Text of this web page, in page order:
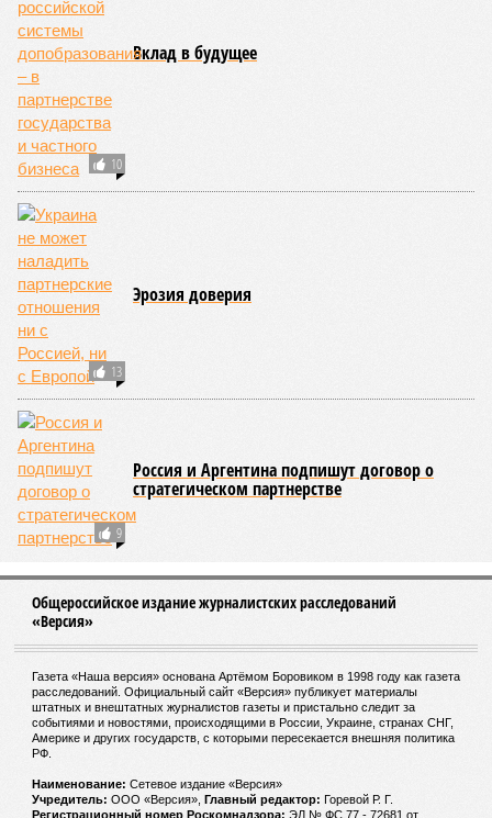
10
Вклад в будущее
13
Эрозия доверия
9
Россия и Аргентина подпишут договор о
стратегическом партнерстве
Общероссийское издание журналистских расследований
«Версия»
Газета «Наша версия» основана Артёмом Боровиком в 1998 году как газета
расследований. Официальный сайт «Версия» публикует материалы
штатных и внештатных журналистов газеты и пристально следит за
событиями и новостями, происходящими в России, Украине, странах СНГ,
Америке и других государств, с которыми пересекается внешняя политика
РФ.
Наименование: Cетевое издание «Версия»
Учредитель: ООО «Версия», Главный редактор: Горевой Р. Г.
Регистрационный номер Роскомнадзора: ЭЛ № ФС 77 - 72681 от